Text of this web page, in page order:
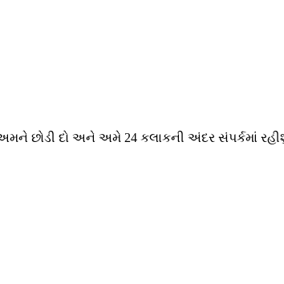
છોડી દો અને અમે 24 કલાકની અંદર સંપર્કમાં